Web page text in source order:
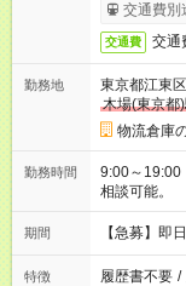
交通費別
交通費 交通
勤務地
東京都江東区
木場(東京都
物流倉庫
勤務時間
9:00～
相談可能。
期間 【急募】即
特徴 履歴書不要 /